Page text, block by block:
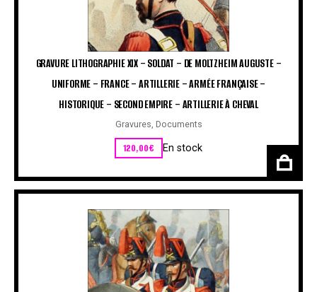
GRAVURE LITHOGRAPHIE XIX – SOLDAT – DE MOLTZHEIM AUGUSTE –
UNIFORME – FRANCE – ARTILLERIE – ARMÉE FRANÇAISE –
HISTORIQUE – SECOND EMPIRE – ARTILLERIE À CHEVAL
Gravures, Documents
120,00€ En stock